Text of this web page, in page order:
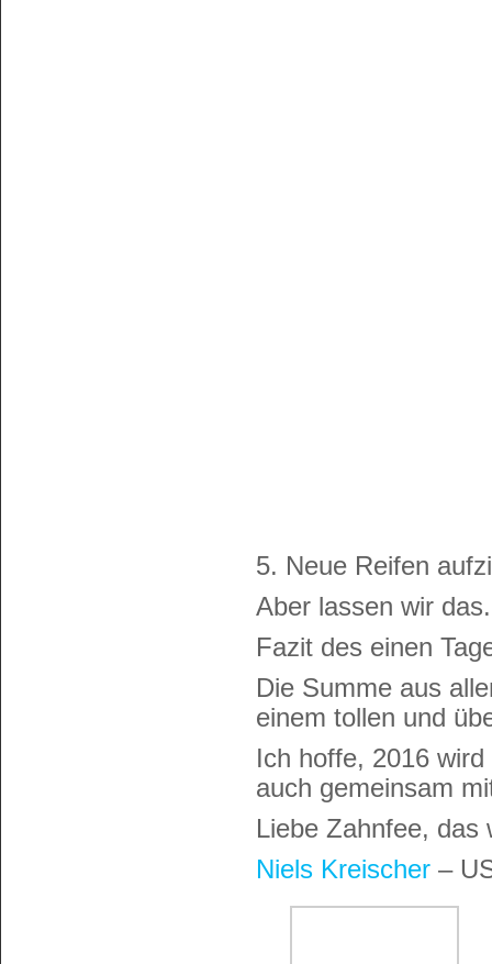
5. Neue Reifen
Aber lassen wir das.
Fazit des einen
Die Summe aus
einem tollen und
Ich hoffe, 2016
auch gemeinsam
Liebe Zahnfee, das
Niels Kreischer –